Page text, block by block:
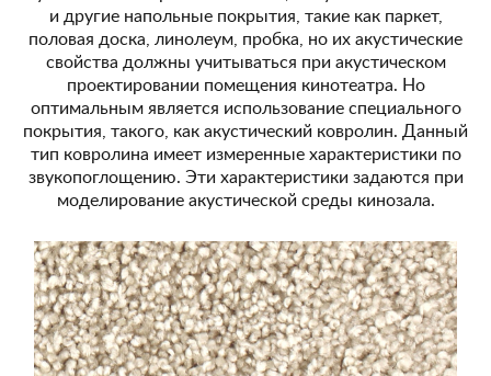
и другие напольные покрытия, такие как паркет,
половая доска, линолеум, пробка, но их акустические
свойства должны учитываться при акустическом
проектировании помещения кинотеатра. Но
оптимальным является использование специального
покрытия, такого, как акустический ковролин. Данный
тип ковролина имеет измеренные характеристики по
звукопоглощению. Эти характеристики задаются при
моделирование акустической среды кинозала.